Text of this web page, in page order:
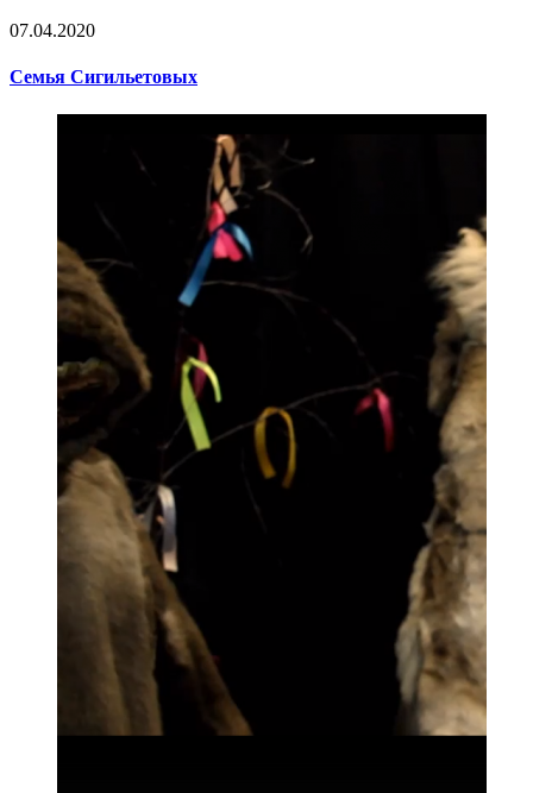
07.04.2020
Семья Сигильетовых